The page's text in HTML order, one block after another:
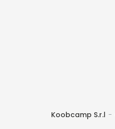
Koobcamp S.r.l